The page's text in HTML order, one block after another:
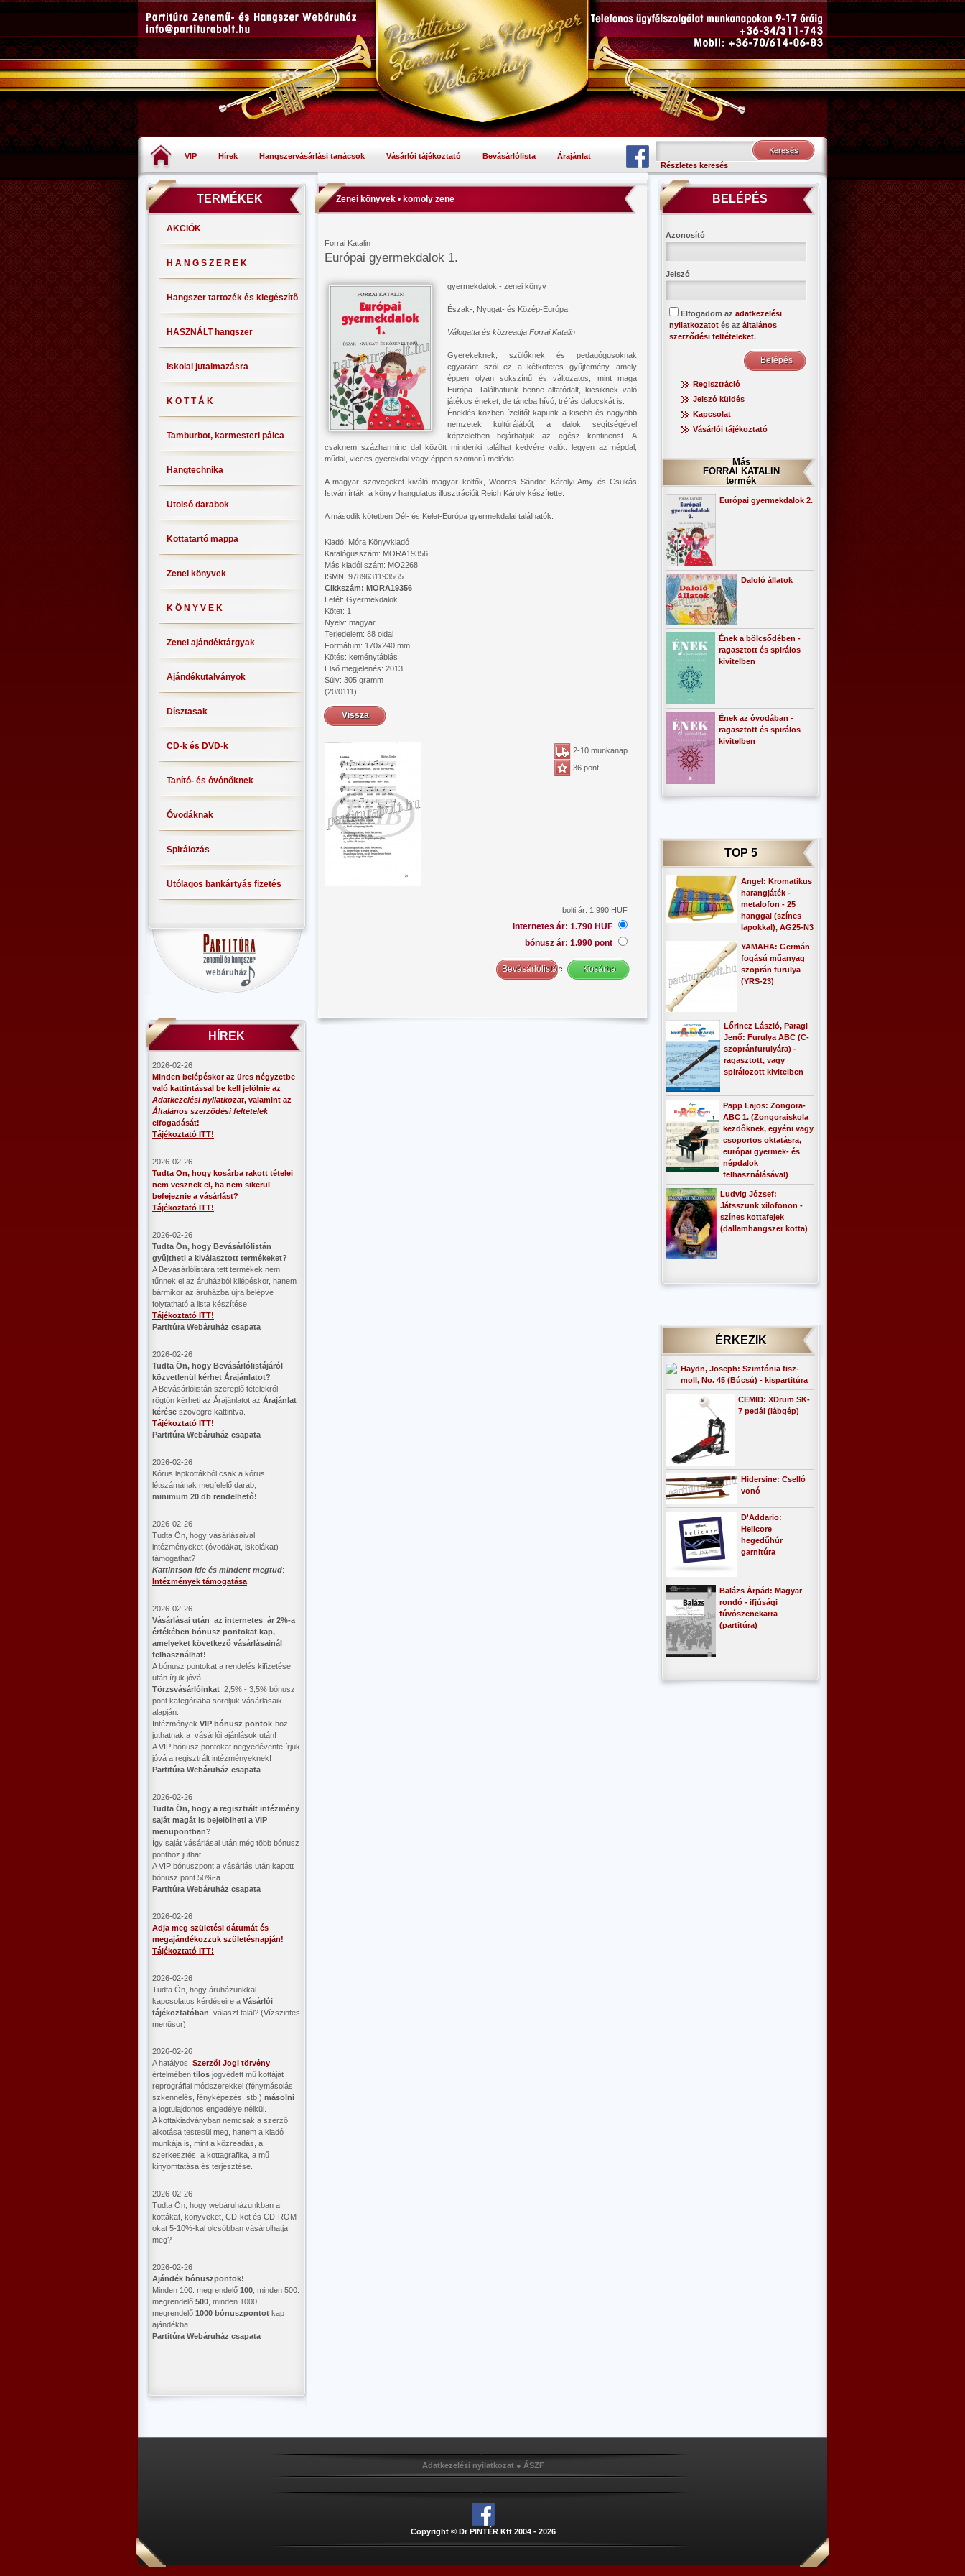
VIP Hírek Hangszervásárlási tanácsok Vásárlói tájékoztató Bevásárlólista
Árajánlat
Részletes keresés
TERMÉKEK
AKCIÓK
H A N G S Z E R E K
Hangszer tartozék és kiegészítő
HASZNÁLT hangszer
Iskolai jutalmazásra
K O T T Á K
Tamburbot, karmesteri pálca
Hangtechnika
Utolsó darabok
Kottatartó mappa
Zenei könyvek
K Ö N Y V E K
Zenei ajándéktárgyak
Ajándékutalványok
Dísztasak
CD-k és DVD-k
Tanító- és óvónőknek
Óvodáknak
Spirálozás
Utólagos bankártyás fizetés
HÍREK
2026-02-26
Minden belépéskor az üres négyzetbe
való kattintással be kell jelölnie az
Adatkezelési nyilatkozat, valamint az
Általános szerződési feltételek
elfogadását!
Tájékoztató ITT!
2026-02-26
Tudta Ön, hogy kosárba rakott tételei
nem vesznek el, ha nem sikerül
befejeznie a vásárlást?
Tájékoztató ITT!
2026-02-26
​Tudta Ön, hogy Bevásárlólistán
gyűjtheti a kiválasztott termékeket?
A Bevásárlólistára tett termékek nem
tűnnek el az áruházból kilépéskor, hanem
bármikor az áruházba újra belépve
folytatható a lista készítése.
Tájékoztató ITT!
Partitúra Webáruház csapata
2026-02-26
​Tudta Ön, hogy Bevásárlólistájáról
közvetlenül kérhet Árajánlatot?
A Bevásárlólistán szereplő tételekről
rögtön kérheti az Árajánlatot az Árajánlat
kérése szövegre kattintva.
Tájékoztató ITT!
Partitúra Webáruház csapata
2026-02-26
Kórus lapkottákból csak a kórus
létszámának megfelelő darab,
minimum 20 db rendelhető!
2026-02-26
Tudta Ön, hogy vásárlásaival
intézményeket (óvodákat, iskolákat)
támogathat?
Kattintson ide és mindent megtud:
Intézmények támogatása
2026-02-26
Vásárlásai után az internetes ár 2%-a
értékében bónusz pontokat kap,
amelyeket következő vásárlásainál
felhasználhat!
A bónusz pontokat a rendelés kifizetése
után írjuk jóvá.
Törzsvásárlóinkat 2,5% - 3,5% bónusz
pont kategóriába soroljuk vásárlásaik
alapján.
Intézmények VIP bónusz pontok-hoz
juthatnak a vásárlói ajánlások után!
A VIP bónusz pontokat negyedévente írjuk
jóvá a regisztrált intézményeknek!
Partitúra Webáruház csapata
2026-02-26
​Tudta Ön, hogy a regisztrált intézmény
saját magát is bejelölheti a VIP
menüpontban?
Így saját vásárlásai után még több bónusz
ponthoz juthat.
A VIP bónuszpont a vásárlás után kapott
bónusz pont 50%-a.
Partitúra Webáruház csapata
2026-02-26
Adja meg születési dátumát és
megajándékozzuk születésnapján!
Tájékoztató ITT!
2026-02-26
Tudta Ön, hogy áruházunkkal
kapcsolatos kérdéseire a Vásárlói
tájékoztatóban választ talál? (Vízszintes
menüsor)
2026-02-26
A hatályos Szerzői Jogi törvény
értelmében tilos jogvédett mű kottáját
reprográfiai módszerekkel (fénymásolás,
szkennelés, fényképezés, stb.) másolni
a jogtulajdonos engedélye nélkül.
A kottakiadványban nemcsak a szerző
alkotása testesül meg, hanem a kiadó
munkája is, mint a közreadás, a
szerkesztés, a kottagrafika, a mű
kinyomtatása és terjesztése.
2026-02-26
Tudta Ön, hogy webáruházunkban a
kottákat, könyveket, CD-ket és CD-ROM-
okat 5-10%-kal olcsóbban vásárolhatja
meg?
2026-02-26
Ajándék bónuszpontok!
Minden 100. megrendelő 100 , minden 500.
megrendelő 500 , minden 1000.
megrendelő 1000 bónuszpontot kap
ajándékba.
Partitúra Webáruház csapata
Zenei könyvek • komoly zene
Forrai Katalin
Európai gyermekdalok 1.
gyermekdalok - zenei könyv
Észak-, Nyugat- és Közép-Európa
Válogatta és közreadja Forrai Katalin
Gyerekeknek, szülőknek és pedagógusoknak
egyaránt szól ez a kétkötetes gyűjtemény, amely
éppen olyan sokszínű és változatos, mint maga
Európa. Találhatunk benne altatódalt, kicsiknek való
játékos éneket, de táncba hívó, tréfás dalocskát is.
Éneklés közben ízelítőt kapunk a kisebb és nagyobb
nemzetek kultúrájából, a dalok segítségével
képzeletben bejárhatjuk az egész kontinenst. A
csaknem százharminc dal között mindenki találhat kedvére valót: legyen az népdal,
műdal, vicces gyerekdal vagy éppen szomorú melódia.
A magyar szövegeket kiváló magyar költők, Weöres Sándor, Károlyi Amy és Csukás
István írták, a könyv hangulatos illusztrációit Reich Károly készítette.
A második kötetben Dél- és Kelet-Európa gyermekdalai találhatók.
Kiadó: Móra Könyvkiadó
Katalógusszám: MORA19356
Más kiadói szám: MO2268
ISMN: 9789631193565
Cikkszám: MORA19356
Letét: Gyermekdalok
Kötet: 1
Nyelv: magyar
Terjedelem: 88 oldal
Formátum: 170x240 mm
Kötés: keménytáblás
Első megjelenés: 2013
Súly: 305 gramm
(20/0111)
Vissza
2-10 munkanap
36 pont
bolti ár: 1.990 HUF
internetes ár: 1.790 HUF
bónusz ár: 1.990 pont
BELÉPÉS
Azonosító
Jelszó
Elfogadom az adatkezelési
nyilatkozatot és az általános
szerződési feltételeket.
Regisztráció
Jelszó küldés
Kapcsolat
Vásárlói tájékoztató
Más
FORRAI KATALIN
termék
Európai gyermekdalok 2.
Daloló állatok
Ének a bölcsődében -
ragasztott és spirálos
kivitelben
Ének az óvodában -
ragasztott és spirálos
kivitelben
TOP 5
Angel: Kromatikus
harangjáték -
metalofon - 25
hanggal (színes
lapokkal), AG25-N3
YAMAHA: Germán
fogású műanyag
szoprán furulya
(YRS-23)
Lőrincz László, Paragi
Jenő: Furulya ABC (C-
szopránfurulyára) -
ragasztott, vagy
spirálozott kivitelben
Papp Lajos: Zongora-
ABC 1. (Zongoraiskola
kezdőknek, egyéni vagy
csoportos oktatásra,
európai gyermek- és
népdalok
felhasználásával)
Ludvig József:
Játsszunk xilofonon -
színes kottafejek
(dallamhangszer kotta)
ÉRKEZIK
Haydn, Joseph: Szimfónia fisz-
moll, No. 45 (Búcsú) - kispartitúra
CEMID: XDrum SK-
7 pedál (lábgép)
Hidersine: Cselló
vonó
D'Addario:
Helicore
hegedűhúr
garnitúra
Balázs Árpád: Magyar
rondó - ifjúsági
fúvószenekarra
(partitúra)
Adatkezelési nyilatkozat● ÁSZF
Copyright © Dr PINTÉR Kft 2004 - 2026